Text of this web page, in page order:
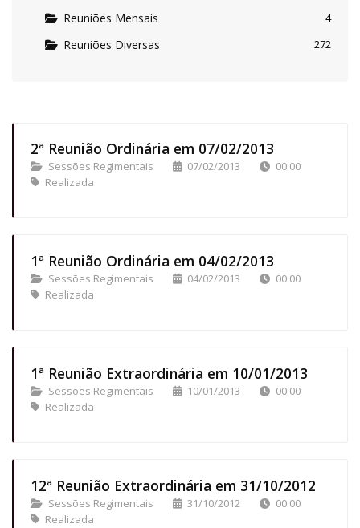
2ª Reunião Ordinária em 07/02/2013
Sessões Regimentais 07/02/2013
00:00
Realizada
1ª Reunião Ordinária em 04/02/2013
Sessões Regimentais 04/02/2013
00:00
Realizada
1ª Reunião Extraordinária em 10/01/2013
Sessões Regimentais 10/01/2013
00:00
Realizada
12ª Reunião Extraordinária em 31/10/2012
Sessões Regimentais 31/10/2012
00:00
Realizada
Reuniões Mensais 4
Reuniões Diversas 272